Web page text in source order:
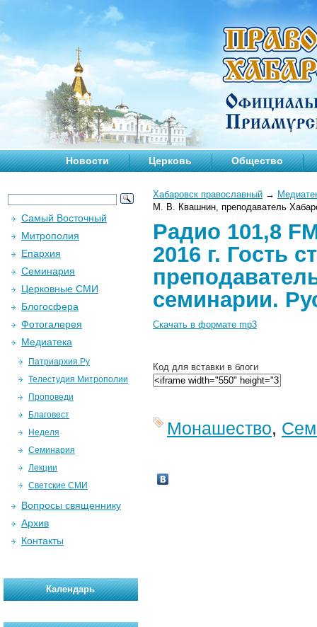
Новости Церковь Общество
Хабаровск православный →
М. В. Квашнин, преподаватель
Радио 101,8
2016 г. Гость
семинарии.
Скачать в формате mp3
Код для вставки в блоги
Монашество,
Самый Восточный
Митрополия
Епархия
Семинария
Церковные СМИ
Блогосфера
Фотогалерея
Медиатека
Патриархия.Ру
Телестудия Митрополии
Проповеди
Благовест
Неделя
Семинария
Лекции
Светские СМИ
Вопросы священнику
Архив
Контакты
Календарь